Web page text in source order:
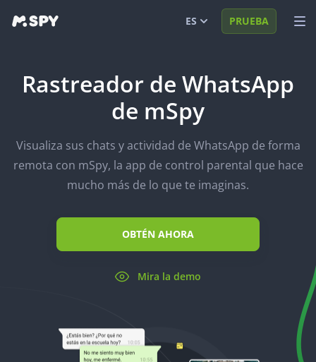
INICIAR SESIÓN
SOLUCIONES
ES
Español
العربية
Türkçe
PRUEBA
Rastreador de WhatsApp
de mSpy
Visualiza sus chats y actividad de WhatsApp de forma
remota con mSpy, la app de control parental que hace
mucho más de lo que te imaginas.
OBTÉN AHORA
Mira la demo